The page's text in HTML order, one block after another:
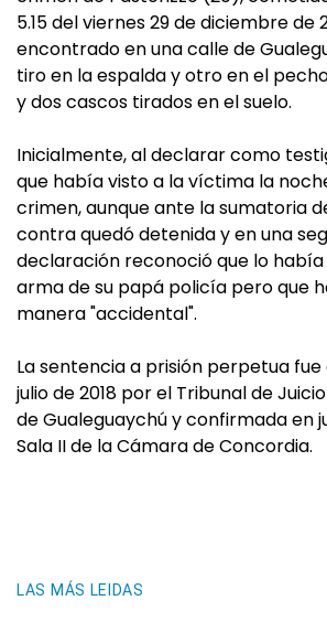
5.15 del viernes 29 de diciembre de
encontrado en una calle de
tiro en la espalda y otro en el
y dos cascos tirados en el suelo.
Inicialmente, al declarar como
que había visto a la víctima la
crimen, aunque ante la sumatoria
contra quedó detenida y en una
declaración reconoció que lo
arma de su papá policía pero que
manera "accidental".
La sentencia a prisión perpetua
julio de 2018 por el Tribunal de
de Gualeguaychú y confirmada en
Sala II de la Cámara de Concordia.
LAS MÁS LEIDAS